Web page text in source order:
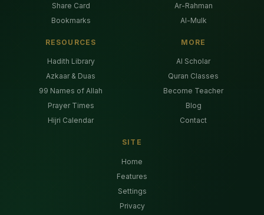
Share Card
Bookmarks
Ar-Rahman
Al-Mulk
RESOURCES
Hadith Library
Azkaar & Duas
99 Names of Allah
Prayer Times
Hijri Calendar
MORE
AI Scholar
Quran Classes
Become Teacher
Blog
Contact
SITE
Home
Features
Settings
Privacy